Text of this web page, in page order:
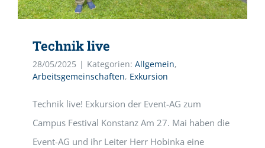
Technik live
28/05/2025 | Kategorien: Allgemein,
Arbeitsgemeinschaften, Exkursion
Technik live! Exkursion der Event-AG zum
Campus Festival Konstanz Am 27. Mai haben die
Event-AG und ihr Leiter Herr Hobinka eine